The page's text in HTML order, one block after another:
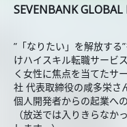
SEVENBANK GLOBAL
”「なりたい」を解放する
けハイスキル転職サービ
く女性に焦点を当てたサ
社 代表取締役の咸多栄さ
個人開発者からの起業へ
（放送では入りきらなか